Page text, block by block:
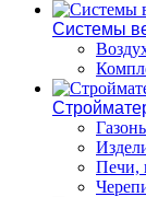
Системы
Печи,